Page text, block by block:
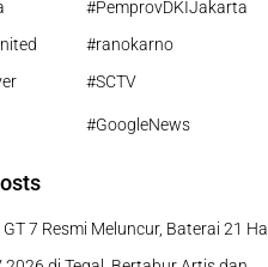
#PemprovDKIJakarta
#ranokarno
#SCTV
#GoogleNews
7 Resmi Meluncur, Baterai 21